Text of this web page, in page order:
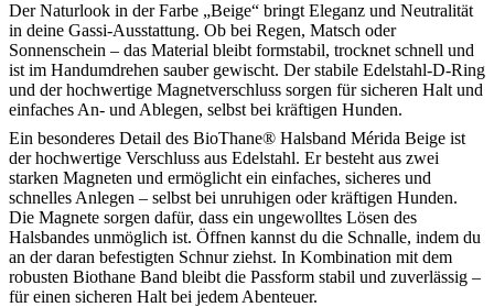
Der Naturlook in der Farbe „Beige“ bringt Eleganz und Neutralität
in deine Gassi-Ausstattung. Ob bei Regen, Matsch oder
Sonnenschein – das Material bleibt formstabil, trocknet schnell und
ist im Handumdrehen sauber gewischt. Der stabile Edelstahl-D-Ring
und der hochwertige Magnetverschluss sorgen für sicheren Halt und
einfaches An- und Ablegen, selbst bei kräftigen Hunden.
Ein besonderes Detail des BioThane® Halsband Mérida Beige ist
der hochwertige Verschluss aus Edelstahl. Er besteht aus zwei
starken Magneten und ermöglicht ein einfaches, sicheres und
schnelles Anlegen – selbst bei unruhigen oder kräftigen Hunden.
Die Magnete sorgen dafür, dass ein ungewolltes Lösen des
Halsbandes unmöglich ist. Öffnen kannst du die Schnalle, indem du
an der daran befestigten Schnur ziehst. In Kombination mit dem
robusten Biothane Band bleibt die Passform stabil und zuverlässig –
für einen sicheren Halt bei jedem Abenteuer.